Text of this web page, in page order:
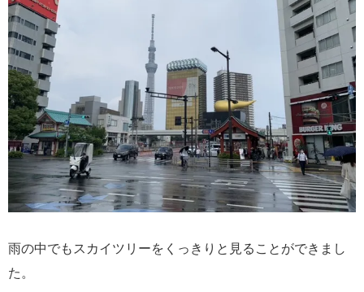
雨の中でもスカイツリーをくっきりと見ることができまし
た。